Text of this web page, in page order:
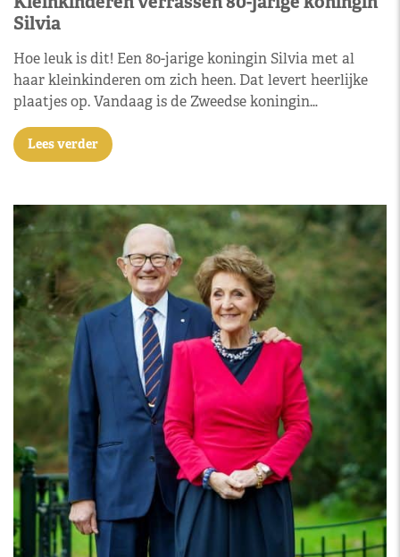
Silvia
Hoe leuk is dit! Een 80-jarige koningin Silvia met al
haar kleinkinderen om zich heen. Dat levert heerlijke
plaatjes op. Vandaag is de Zweedse koningin…
Lees verder